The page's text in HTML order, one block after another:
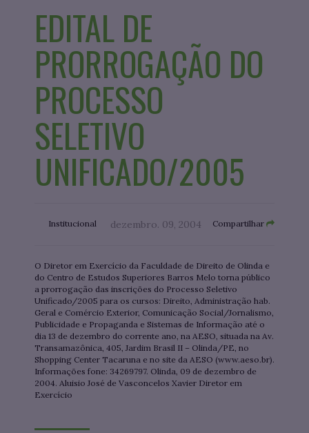
EDITAL DE
PRORROGAÇÃO DO
PROCESSO
SELETIVO
UNIFICADO/2005
Institucional dezembro. 09, 2004 Compartilhar
O Diretor em Exercício da Faculdade de Direito de Olinda e
do Centro de Estudos Superiores Barros Melo torna público
a prorrogação das inscrições do Processo Seletivo
Unificado/2005 para os cursos: Direito, Administração hab.
Geral e Comércio Exterior, Comunicação Social/Jornalismo,
Publicidade e Propaganda e Sistemas de Informação até o
dia 13 de dezembro do corrente ano, na AESO, situada na Av.
Transamazônica, 405, Jardim Brasil II – Olinda/PE, no
Shopping Center Tacaruna e no site da AESO (www.aeso.br).
Informações fone: 34269797. Olinda, 09 de dezembro de
2004. Aluisio José de Vasconcelos Xavier Diretor em
Exercício